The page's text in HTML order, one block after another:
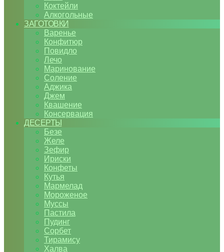
Коктейли
Алкогольные
ЗАГОТОВКИ
Варенье
Конфитюр
Повидло
Лечо
Маринование
Соление
Аджика
Джем
Квашение
Консервация
ДЕСЕРТЫ
Безе
Желе
Зефир
Ириски
Конфеты
Кутья
Мармелад
Мороженое
Муссы
Пастила
Пудинг
Сорбет
Тирамису
Халва